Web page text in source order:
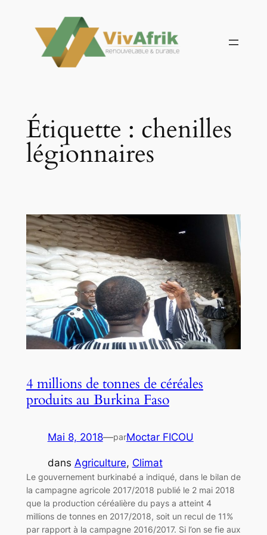
contenu
Étiquette : chenilles
légionnaires
4 millions de tonnes de céréales
produits au Burkina Faso
Mai 8, 2018—parMoctar FICOU
dans Agriculture, Climat
Le gouvernement burkinabé a indiqué, dans le bilan de
la campagne agricole 2017/2018 publié le 2 mai 2018
que la production céréalière du pays a atteint 4
millions de tonnes en 2017/2018, soit un recul de 11%
par rapport à la campagne 2016/2017. Si l’on se fie aux